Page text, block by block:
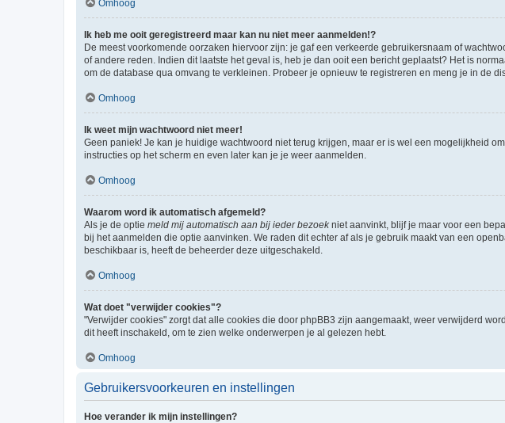
Omhoog
Ik heb me ooit geregistreerd maar kan nu niet meer aanmelden!?
De meest voorkomende oorzaken hiervoor zijn: je gaf een verkeerde gebruikersnaam of
of andere reden. Indien dit laatste het geval is, heb je dan ooit een bericht geplaatst? Het is
om de database qua omvang te verkleinen. Probeer je opnieuw te registreren en meng je in de
Omhoog
Ik weet mijn wachtwoord niet meer!
Geen paniek! Je kan je huidige wachtwoord niet terug krijgen, maar er is wel een mogelijkheid
instructies op het scherm en even later kan je je weer aanmelden.
Omhoog
Waarom word ik automatisch afgemeld?
Als je de optie meld mij automatisch aan bij ieder bezoekniet aanvinkt, blijf je maar voor een
bij het aanmelden die optie aanvinken. We raden dit echter af als je gebruik maakt van een
beschikbaar is, heeft de beheerder deze uitgeschakeld.
Omhoog
Wat doet "verwijder cookies"?
"Verwijder cookies" zorgt dat alle cookies die door phpBB3 zijn aangemaakt, weer verwijderd
dit heeft inschakeld, om te zien welke onderwerpen je al gelezen hebt.
Omhoog
Gebruikersvoorkeuren en instellingen
Hoe verander ik mijn instellingen?